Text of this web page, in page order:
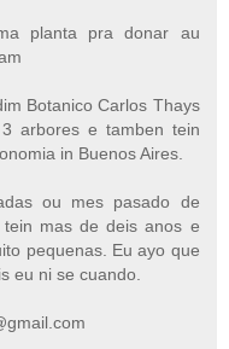
planta pra donar au
Botanico Carlos Thays
arbores e tamben tein
in Buenos Aires.
ou mes pasado de
mas de deis anos e
pequenas. Eu ayo que
eu ni se cuando.